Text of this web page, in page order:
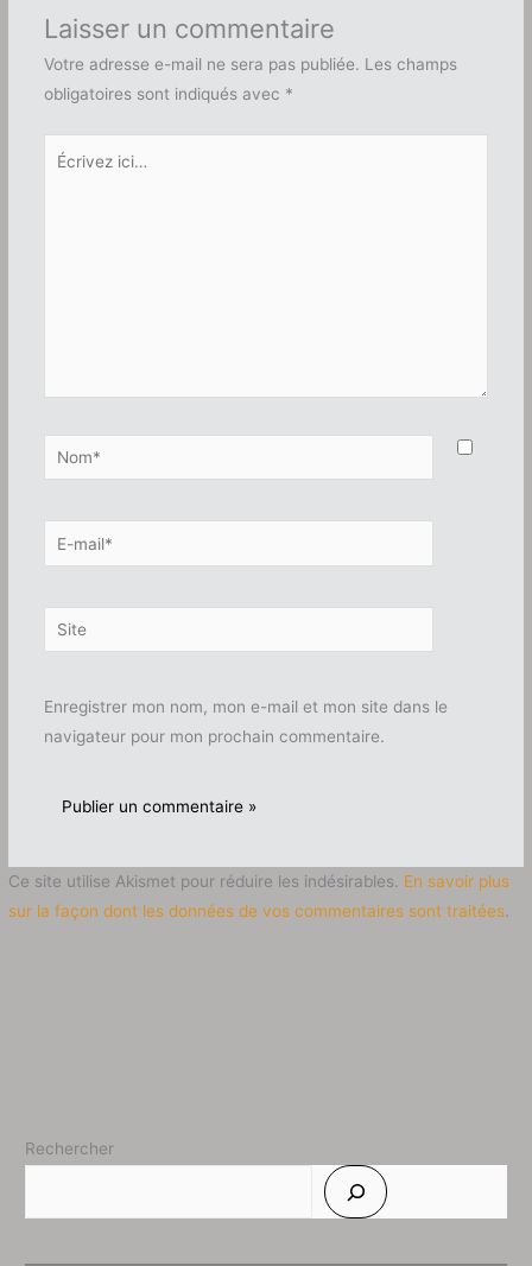
Laisser un commentaire
Votre adresse e-mail ne sera pas publiée. Les champs
obligatoires sont indiqués avec *
Écrivez
Nom*
E-
mail*
Site
Enregistrer mon nom, mon e-mail et mon site dans le
navigateur pour mon prochain commentaire.
Ce site utilise Akismet pour réduire les indésirables. En savoir plus
sur la façon dont les données de vos commentaires sont traitées
Rechercher